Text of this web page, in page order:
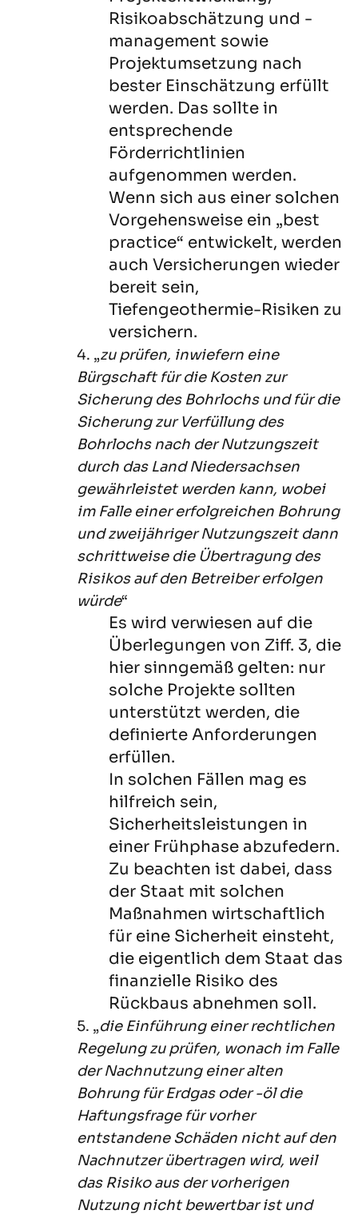
Risikoabschätzung und -
management sowie
Projektumsetzung nach
bester Einschätzung erfüllt
werden. Das sollte in
entsprechende
Förderrichtlinien
aufgenommen werden.
Wenn sich aus einer solchen
Vorgehensweise ein „best
practice“ entwickelt, werden
auch Versicherungen wieder
bereit sein,
Tiefengeothermie-Risiken zu
versichern.
4. „zu prüfen, inwiefern eine
Bürgschaft für die Kosten zur
Sicherung des Bohrlochs und für die
Sicherung zur Verfüllung des
Bohrlochs nach der Nutzungszeit
durch das Land Niedersachsen
gewährleistet werden kann, wobei
im Falle einer erfolgreichen Bohrung
und zweijähriger Nutzungszeit dann
schrittweise die Übertragung des
Risikos auf den Betreiber erfolgen
würde“
Es wird verwiesen auf die
Überlegungen von Ziff. 3, die
hier sinngemäß gelten: nur
solche Projekte sollten
unterstützt werden, die
definierte Anforderungen
erfüllen.
In solchen Fällen mag es
hilfreich sein,
Sicherheitsleistungen in
einer Frühphase abzufedern.
Zu beachten ist dabei, dass
der Staat mit solchen
Maßnahmen wirtschaftlich
für eine Sicherheit einsteht,
die eigentlich dem Staat das
finanzielle Risiko des
Rückbaus abnehmen soll.
5. „die Einführung einer rechtlichen
Regelung zu prüfen, wonach im Falle
der Nachnutzung einer alten
Bohrung für Erdgas oder -öl die
Haftungsfrage für vorher
entstandene Schäden nicht auf den
Nachnutzer übertragen wird, weil
das Risiko aus der vorherigen
Nutzung nicht bewertbar ist und